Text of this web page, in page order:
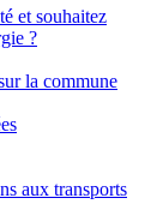
et souhaitez
?
la commune
aux transports